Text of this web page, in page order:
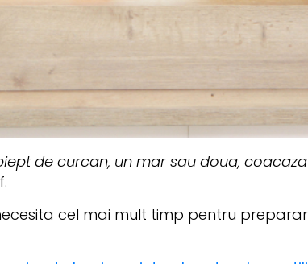
de curcan, un mar sau doua,
cel mai mult timp pentru